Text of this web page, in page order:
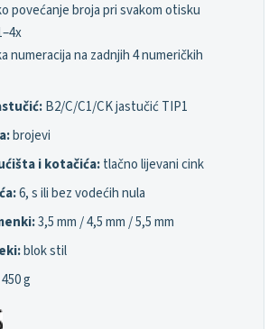
povećanje broja pri svakom otisku
numeracija na zadnjih 4 numeričkih
B2/C/C1/CK jastučić TIP1
brojevi
i kotačića:tlačno lijevani cink
6, s ili bez vodećih nula
3,5 mm / 4,5 mm / 5,5 mm
blok stil
g